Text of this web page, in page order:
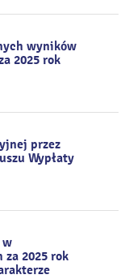
wyników
2025 rok
przez
Wypłaty
w
2025 rok